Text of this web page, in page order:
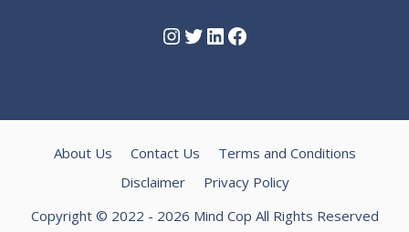
Instagram
Twitter
LinkedIn
Facebook
About Us Contact Us
Terms and Conditions
Disclaimer
Privacy Policy
Copyright © 2022 - 2026 Mind Cop All Rights Reserved